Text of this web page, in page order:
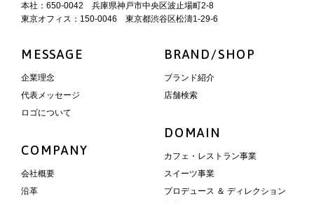
本社：650-0042 兵庫県神戸市中央区波止場町2-8
東京オフィス：150-0046 東京都渋谷区松濤1-29-6
MESSAGE
企業理念
代表メッセージ
ロゴについて
COMPANY
会社概要
沿革
BRAND/SHOP
ブランド紹介
店舗検索
DOMAIN
カフェ・レストラン事業
スイーツ事業
プロデュース ＆ ディレクション